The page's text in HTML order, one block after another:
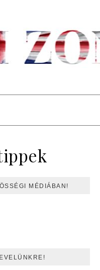
MÉDIÁBAN!